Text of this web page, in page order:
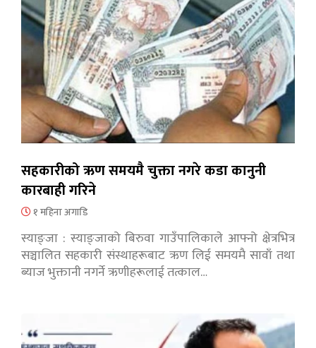
सहकारीको ऋण समयमै चुक्ता नगरे कडा कानुनी
कारबाही गरिने
१ महिना अगाडि
स्याङ्जा : स्याङ्जाको बिरुवा गाउँपालिकाले आफ्नो क्षेत्रभित्र
सञ्चालित सहकारी संस्थाहरूबाट ऋण लिई समयमै सावाँ तथा
ब्याज भुक्तानी नगर्ने ऋणीहरूलाई तत्काल…